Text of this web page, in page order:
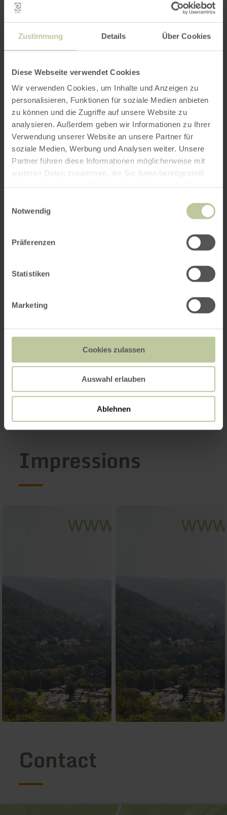
Zustimmung Details Über Cookies
Diese Webseite verwendet Cookies
Wir verwenden Cookies, um Inhalte und Anzeigen zu
personalisieren, Funktionen für soziale Medien anbieten
zu können und die Zugriffe auf unsere Website zu
analysieren. Außerdem geben wir Informationen zu Ihrer
Verwendung unserer Website an unsere Partner für
soziale Medien, Werbung und Analysen weiter. Unsere
Partner führen diese Informationen möglicherweise mit
weiteren Daten zusammen, die Sie ihnen bereitgestellt
Notwendig
Präferenzen
Statistiken
Marketing
Cookies zulassen
Auswahl erlauben
Ablehnen
Impressions
Contact